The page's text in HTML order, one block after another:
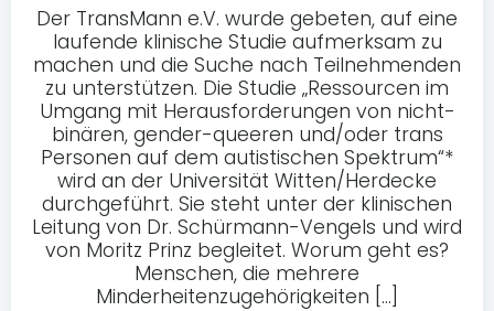
Der TransMann e.V. wurde gebeten, auf eine
laufende klinische Studie aufmerksam zu
machen und die Suche nach Teilnehmenden
zu unterstützen. Die Studie „Ressourcen im
Umgang mit Herausforderungen von nicht-
binären, gender-queeren und/oder trans
Personen auf dem autistischen Spektrum“*
wird an der Universität Witten/Herdecke
durchgeführt. Sie steht unter der klinischen
Leitung von Dr. Schürmann-Vengels und wird
von Moritz Prinz begleitet. Worum geht es?
Menschen, die mehrere
Minderheitenzugehörigkeiten […]